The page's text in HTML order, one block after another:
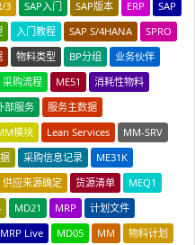
3 SAP入门 SAP版本 ERP
SAP
入门教程 SAP S/4HANA
SPRO
物料类型 BP分组
业务伙伴
采购流程 ME51
消耗性物料
部服务
服务主数据
模块 Lean Services
MM-SRV
采购信息记录
ME31K
供应来源确定 货源清单
MEQ1
MD21 MRP
计划文件
MRP Live MD05 MM
物料计划